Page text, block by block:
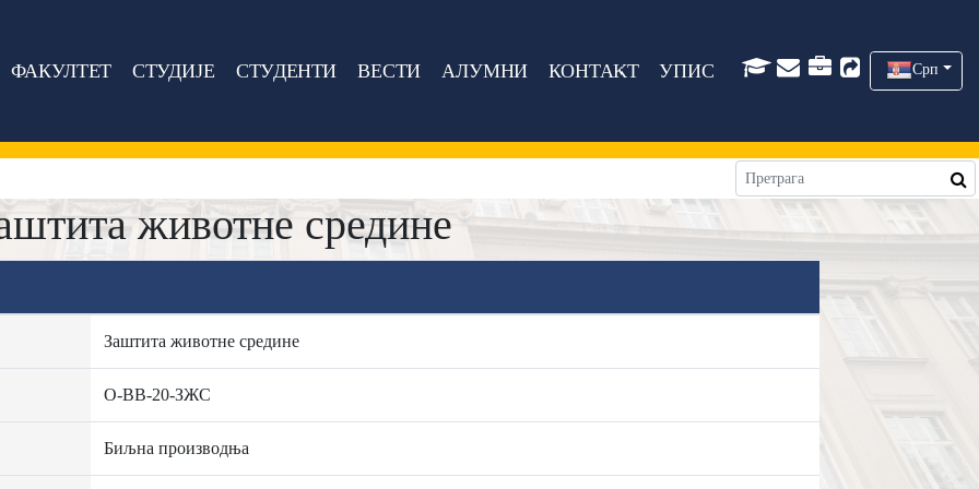
ФАКУЛТЕТ СТУДИЈЕ СТУДЕНТИ ВЕСТИ АЛУМНИ КОНТАКТ УПИС Срп
животне средине
Заштита животне средине
О-ВВ-20-ЗЖС
Биљна производња